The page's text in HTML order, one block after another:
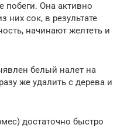
побеги. Она активно
них сок, в результате
начинают желтеть и
белый налет на
же удалить с дерева и
достаточно быстро